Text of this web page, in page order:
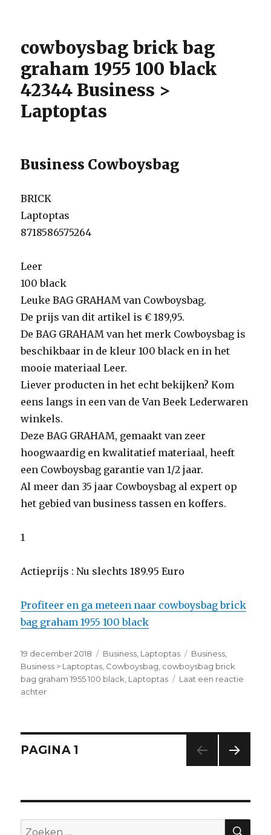
19
black
blue
cowboysbag brick bag
graham 1955 100 black
42344 Business >
Laptoptas
Business Cowboysbag
BRICK
Laptoptas
8718586575264
Leer
100 black
Leuke BAG GRAHAM van Cowboysbag.
De prijs van dit artikel is € 189,95.
De BAG GRAHAM van het merk Cowboysbag is
beschikbaar in de kleur 100 black en in het
mooie materiaal Leer.
Liever producten in het echt bekijken? Kom
eens langs in een van de Van Beek Lederwaren
winkels.
Deze BAG GRAHAM, gemaakt van zeer
hoogwaardig en kwalitatief materiaal, heeft
een Cowboysbag garantie van 1/2 jaar.
Al meer dan 35 jaar Cowboysbag al expert op
het gebied van business tassen en koffers.
1
Actieprijs : Nu slechts 189.95 Euro
Profiteer en ga meteen naar cowboysbag brick
bag graham 1955 100 black
Geplaatst
op
19 december 2018 Categorieën
Business, Laptoptas Tags
Business,
Business > Laptoptas, Cowboysbag, cowboysbag brick
bag graham 1955 100 black, Laptoptas
Laat een reactie
achter
bag
1955
Berichtnavigatie
PAGINA1
PAGI
NA
Zoeken